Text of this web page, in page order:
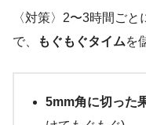
〈対策〉2〜3時間ご
で、
もぐもぐタイムを
5mm角に切った